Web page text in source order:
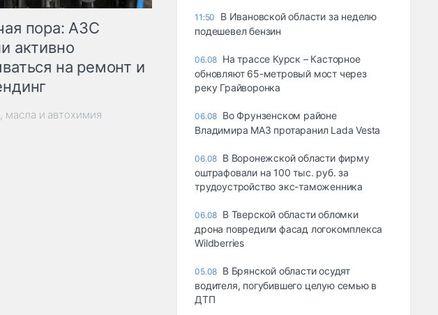
пора: АЗС
активно
на ремонт и
масла и автохимия
11:50
В Ивановской области за неделю
подешевел бензин
06.08 На трассе Курск – Касторное
обновляют 65-метровый мост через
реку Грайворонка
06.08 Во Фрунзенском районе
Владимира МАЗ протаранил Lada Vesta
06.08 В Воронежской области фирму
оштрафовали на 100 тыс. руб. за
трудоустройство экс-таможенника
06.08 В Тверской области обломки
дрона повредили фасад логокомплекса
Wildberries
05.08 В Брянской области осудят
водителя, погубившего целую семью в
ДТП